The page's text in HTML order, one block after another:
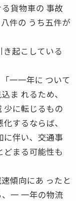
貨物車の 事故
件の うち五件が
起こしている
一一年に ついて
ま れるため、
少に転じるもの
するならば、
に伴い、交通事
どまる可能性も
傾向にあ ったと
一 一年の物流